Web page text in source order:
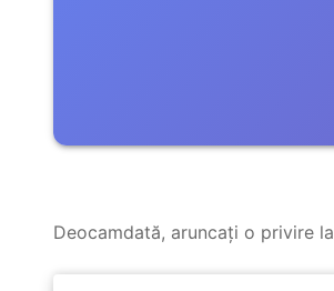
Deocamdată, aruncați o privire la